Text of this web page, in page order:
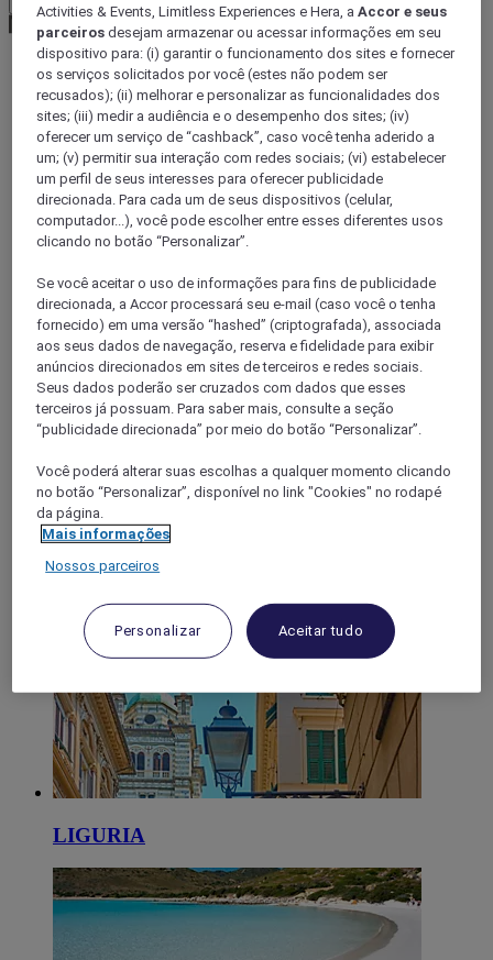
World
Europe
Italy
TRENTINO-ALTO ÁDIGE
TOSCANA
LIGURIA
Activities & Events, Limitless Experiences e Hera, aAccor e seus
parceiros desejam armazenar ou acessar informações em seu
dispositivo para: (i) garantir o funcionamento dos sites e fornecer
os serviços solicitados por você (estes não podem ser
recusados); (ii) melhorar e personalizar as funcionalidades dos
sites; (iii) medir a audiência e o desempenho dos sites; (iv)
oferecer um serviço de “cashback”, caso você tenha aderido a
um; (v) permitir sua interação com redes sociais; (vi) estabelecer
um perfil de seus interesses para oferecer publicidade
direcionada. Para cada um de seus dispositivos (celular,
computador...), você pode escolher entre esses diferentes usos
clicando no botão “Personalizar”.
Se você aceitar o uso de informações para fins de publicidade
direcionada, a Accor processará seu e-mail (caso você o tenha
fornecido) em uma versão “hashed” (criptografada), associada
aos seus dados de navegação, reserva e fidelidade para exibir
anúncios direcionados em sites de terceiros e redes sociais.
Seus dados poderão ser cruzados com dados que esses
terceiros já possuam. Para saber mais, consulte a seção
“publicidade direcionada” por meio do botão “Personalizar”.
Você poderá alterar suas escolhas a qualquer momento clicando
no botão “Personalizar”, disponível no link "Cookies" no rodapé
da página.
Mais informações
Nossos parceiros
Personalizar Aceitar tudo